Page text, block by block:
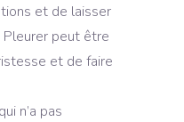
et de laisser
Pleurer peut être
et de faire
n’a pas